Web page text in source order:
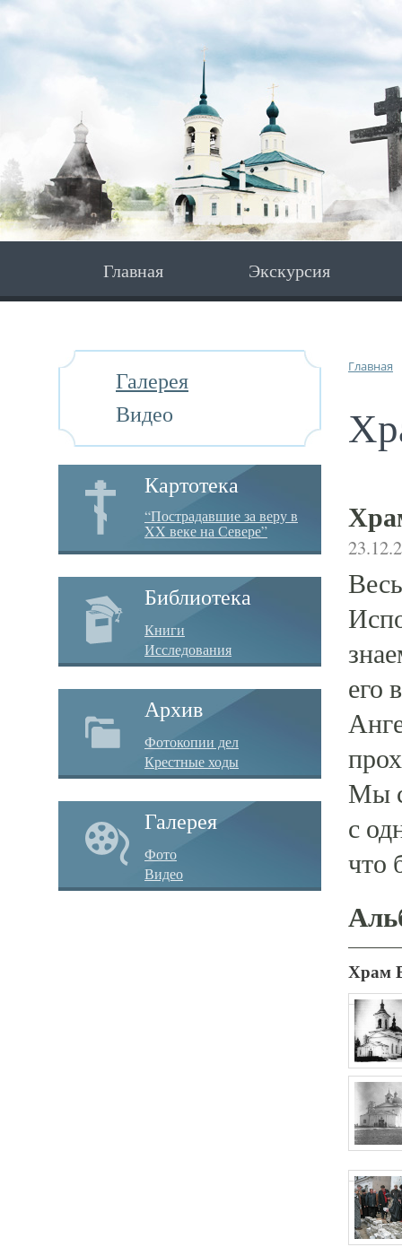
Главная Экскурсия
Галерея
Видео
Картотека
“Пострадавшие за веру в
XX веке на Севере”
Библиотека
Книги
Исследования
Архив
Фотокопии дел
Крестные ходы
Галерея
Фото
Видео
Главная
его
Мы
с
что
Храм